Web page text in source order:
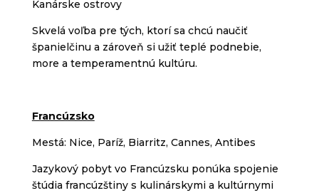
Kanárske ostrovy
Skvelá voľba pre tých, ktorí sa chcú naučiť
španielčinu a zároveň si užiť teplé podnebie,
more a temperamentnú kultúru.
Francúzsko
Mestá: Nice, Paríž, Biarritz, Cannes, Antibes
Jazykový pobyt vo Francúzsku ponúka spojenie
štúdia francúzštiny s kulinárskymi a kultúrnymi